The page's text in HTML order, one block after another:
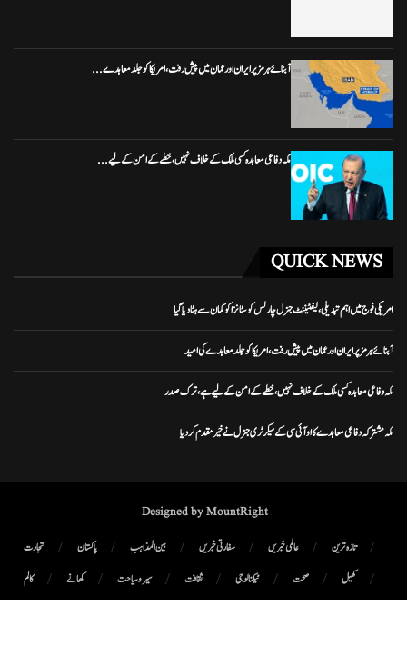
آبنائے ہرمز پر ایران اور عمان میں پیش رفت، امریکا کو جلد معاہدے...
مکہ دفاعی معاہدہ کسی ملک کے خلاف نہیں، خطے کے امن کے لیے...
QUICK NEWS
امریکی فوج میں اہم تبدیلی، لیفٹیننٹ جنرل چارلس کوسٹانزا کو کمان سے ہٹا دیا گیا
آبنائے ہرمز پر ایران اور عمان میں پیش رفت، امریکا کو جلد معاہدے کی امید
مکہ دفاعی معاہدہ کسی ملک کے خلاف نہیں، خطے کے امن کے لیے ہے، ترک صدر
مکہ مشترکہ دفاعی معاہدے کا او آئی سی کے سیکرٹری جنرل نے خیرمقدم کردیا
Designed by MountRight
تازہ ترین عالمی خبریں سفارتی خبریں بین المذاہب پاکستان
تجارت
کھیل
صحت ٹیکنالوجی ثقافت سیر و سیاحت کھانے
کالم